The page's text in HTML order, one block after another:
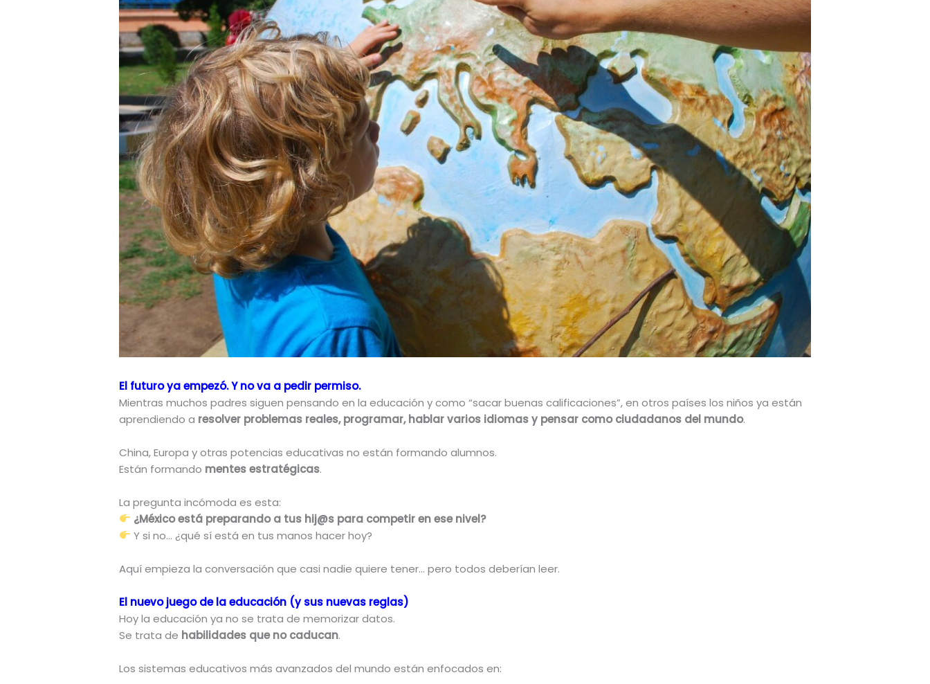
El futuro ya empezó. Y no va a pedir permiso.
Mientras muchos padres siguen pensando en la educación y como “sacar buenas calificaciones”, en otros países los niños ya están
aprendiendo a resolver problemas reales, programar, hablar varios idiomas y pensar como ciudadanos del mundo.
China, Europa y otras potencias educativas no están formando alumnos.
Están formando mentes estratégicas.
La pregunta incómoda es esta:
¿México está preparando a tus hij@s para competir en ese nivel?
Y si no… ¿qué sí está en tus manos hacer hoy?
Aquí empieza la conversación que casi nadie quiere tener… pero todos deberían leer.
El nuevo juego de la educación (y sus nuevas reglas)
Hoy la educación ya no se trata de memorizar datos.
Se trata de habilidades que no caducan.
Los sistemas educativos más avanzados del mundo están enfocados en: